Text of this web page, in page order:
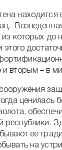
находится
которых до
этого
и вторым – в
ценилась
республики.
ее
на